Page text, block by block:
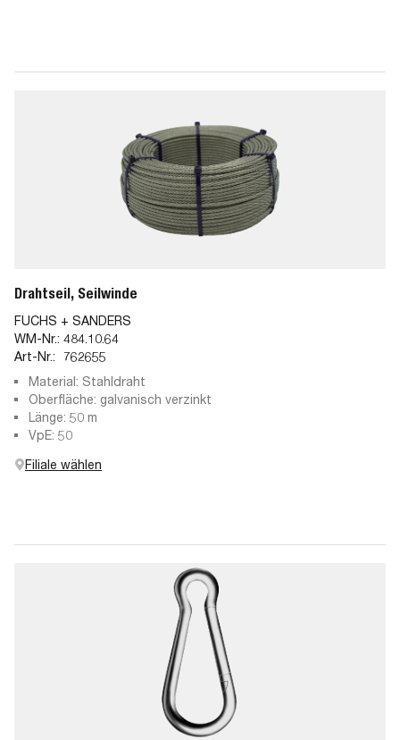
Drahtseil, Seilwinde
FUCHS + SANDERS
WM-Nr.: 484.10.64
Art-Nr.:
762655
Material: Stahldraht
Oberfläche: galvanisch verzinkt
Länge: 50 m
VpE: 50
Filiale wählen